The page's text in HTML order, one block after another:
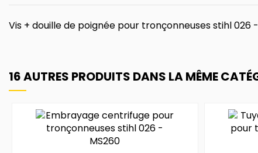
Vis + douille de poignée pour tronçonneuses stihl
16 AUTRES PRODUITS DANS LA MÊME